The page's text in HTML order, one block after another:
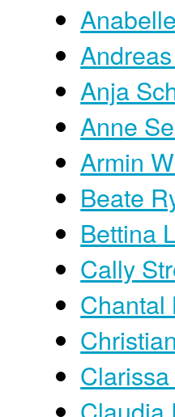
Anja
Anne
Armin
Beate
Bettina
Cally
Chantal